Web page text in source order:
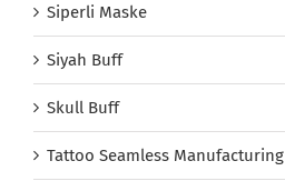
Siperli Maske
Siyah Buff
Skull Buff
Tattoo Seamless Manufacturing